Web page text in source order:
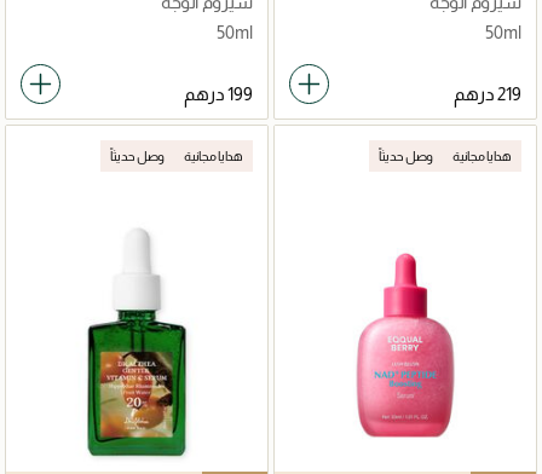
50ml
50ml
هدايا مجانية وصل حديثاً هدايا مجانية وصل حديثاً